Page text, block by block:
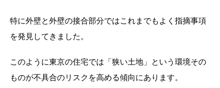
特に外壁と外壁の接合部分ではこれまでもよく指摘事項
を発見してきました。
このように東京の住宅では「狭い土地」という環境その
ものが不具合のリスクを高める傾向にあります。